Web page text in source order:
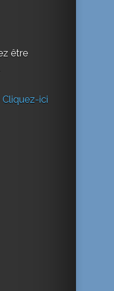
être
ici